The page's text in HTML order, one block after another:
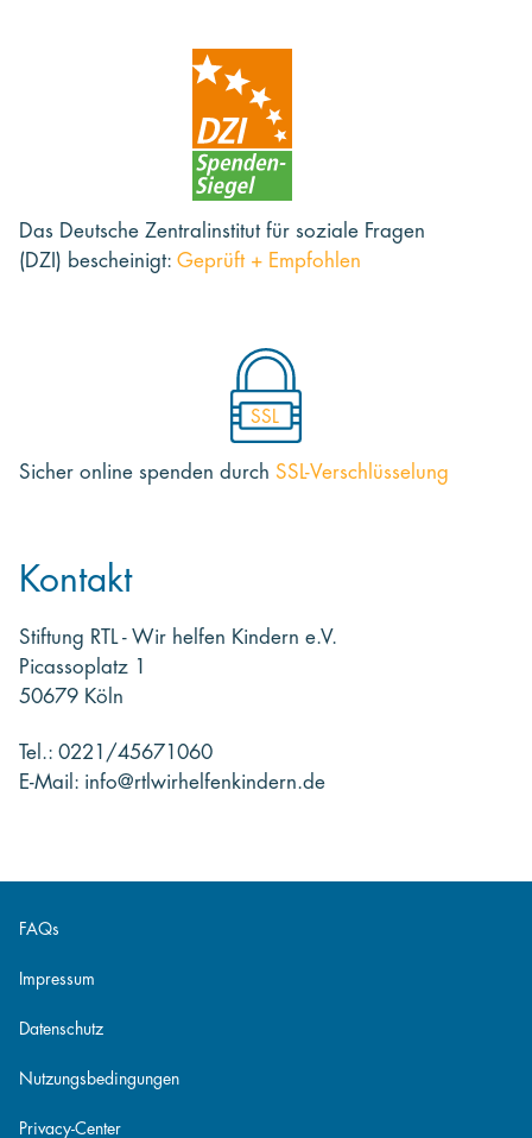
Das Deutsche Zentralinstitut für soziale Fragen
(DZI) bescheinigt: Geprüft + Empfohlen
SSL
Sicher online spenden durch SSL-Verschlüsselung
Kontakt
Stiftung RTL - Wir helfen Kindern e.V.
Picassoplatz 1
50679 Köln
Tel.: 0221/45671060
E-Mail: info@rtlwirhelfenkindern.de
FAQs
Impressum
Datenschutz
Nutzungsbedingungen
Privacy-Center